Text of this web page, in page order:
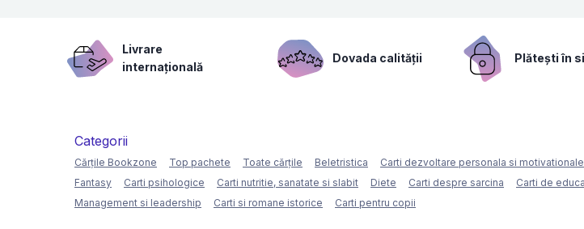
Livrare
internațională
Dovada calității Plătești în
Categorii
Cărțile Bookzone Top pachete Toate cărțile Beletristica Carti dezvoltare personala si motivationale
Fantasy
Carti psihologice Carti nutritie, sanatate si slabit Diete Carti despre sarcina Carti de
Management si leadership
Carti si romane istorice Carti pentru copii